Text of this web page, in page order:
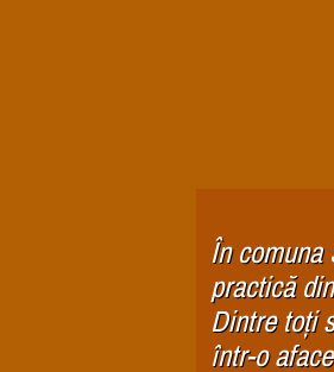
În
practică
Dintre toți
într-o